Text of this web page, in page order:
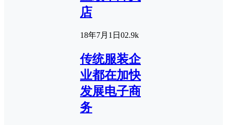
店
18年7月1日 02.9k
传统服装企
业都在加快
发展电子商
务